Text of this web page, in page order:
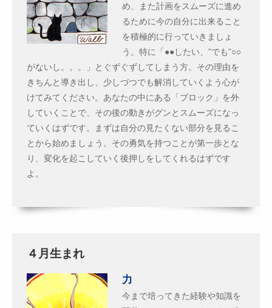
め、また計画をスムーズに進め
るために今の自分に出来ること
を積極的に行っていきましょ
う。特に「●●したい、”でも”○○
がないし。。。」とぐずぐずしてしまう方。その理由を
きちんと導き出し、少しづつでも解消していくよう心が
けてみてください。あなたの中にある「ブロック」を外
していくことで、その後の動きがグンとスムーズになっ
ていくはずです。まずは自分の見たくない部分を見るこ
とから始めましょう。その勇気を持つことが第一歩とな
り、変化を起こしていく後押しをしてくれるはずです
よ。
４月生まれ
力
今まで培ってきた経験や知識を